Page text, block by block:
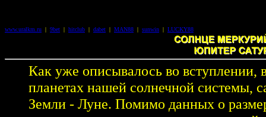
www.uralkm.ru | 9bet | hitclub | dabet | MAN88 | sunwin | LUCKY88
Как уже описывалось во вступлении,
планетах нашей солнечной системы,
Земли - Луне. Помимо данных о